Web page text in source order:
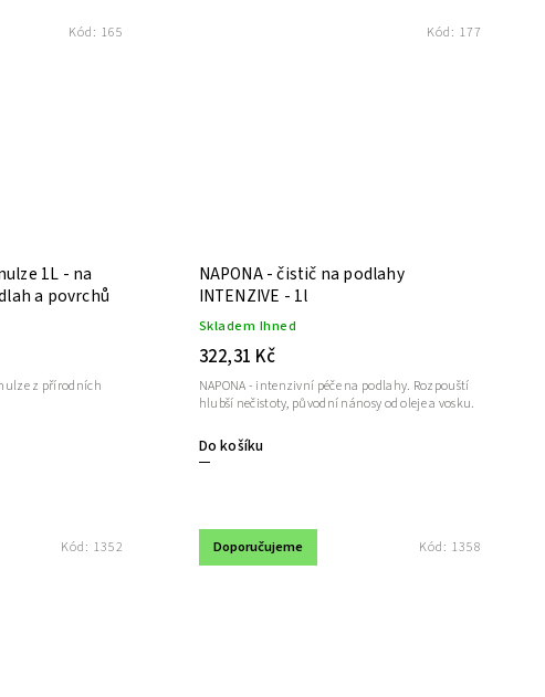
1L - na
a povrchů
z přírodních
Kód: 165
NAPONA - čistič na podlahy
INTENZIVE - 1l
Skladem Ihned
322,31 Kč
Do košíku
NAPONA - intenzivní péče na podlahy. Rozpouští
hlubší nečistoty, původní nánosy od oleje a vosku.
Kód: 177
Kód: 1352 Doporučujeme Kód: 1358